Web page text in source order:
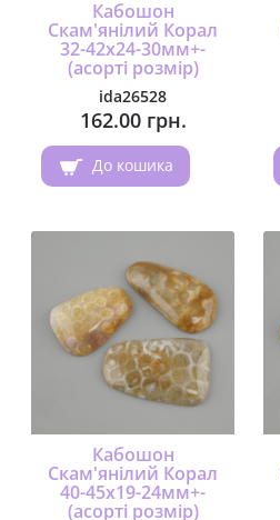
Кабошон
Скам'янілий Корал
32-42х24-30мм+-
(асорті розмір)
ida26528
162.00 грн.
До кошика
Кабошон
Скам'янілий Корал
40-45х19-24мм+-
(асорті розмір)